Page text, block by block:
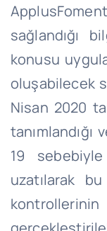
sağlandığı
konusu
oluşabilecek
Nisan 2020
19
uzatılarak